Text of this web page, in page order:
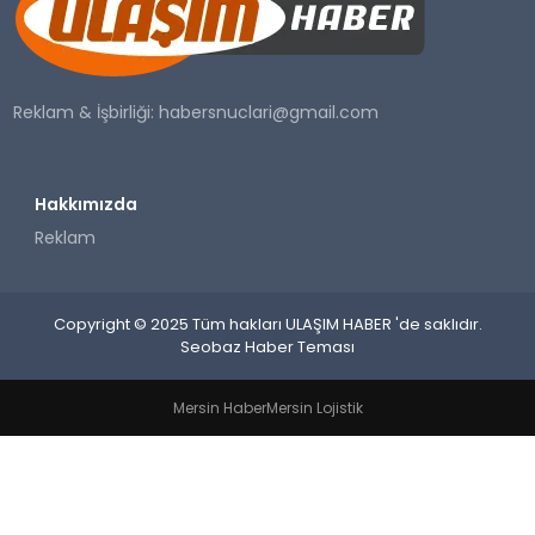
SAĞLIK
YAŞAM
Reklam & İşbirliği:habersnuclari@gmail.com
Hakkımızda
Reklam
Copyright © 2025 Tüm hakları ULAŞIM HABER 'de saklıdır.
Seobaz Haber Teması
Mersin HaberMersin Lojistik